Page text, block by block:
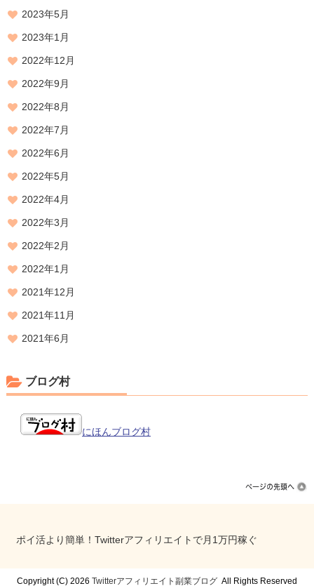
2023年5月
2023年1月
2022年12月
2022年9月
2022年8月
2022年7月
2022年6月
2022年5月
2022年4月
2022年3月
2022年2月
2022年1月
2021年12月
2021年11月
2021年6月
ブログ村
にほんブログ村
ポイ活より簡単！Twitterアフィリエイトで月1万円稼ぐ
Copyright (C) 2026 Twitterアフィリエイト副業ブログ All Rights Reserved